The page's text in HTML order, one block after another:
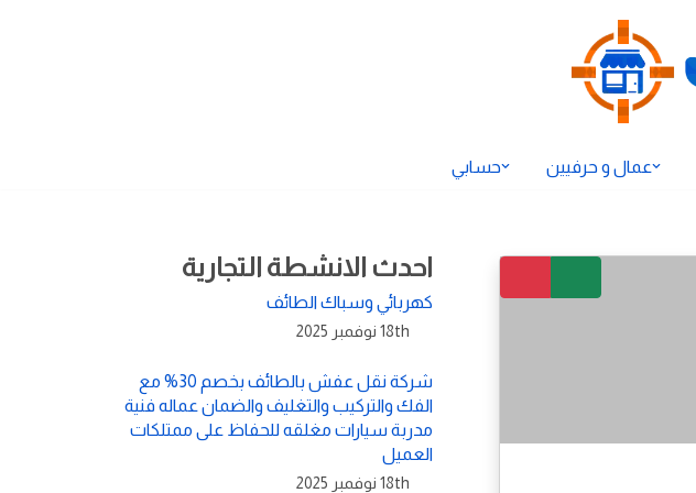
عمال و حرفيين حسابي
احدث الانشطة التجارية
كهربائي وسباك الطائف
18th نوفمبر 2025
شركة نقل عفش بالطائف بخصم 30% مع
الفك والتركيب والتغليف والضمان عماله فنية
مدربة سيارات مغلقه للحفاظ على ممتلكات
العميل
18th نوفمبر 2025